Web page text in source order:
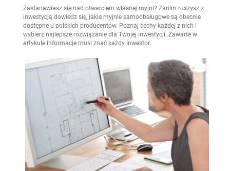
Zastanawiasz się nad otwarciem własnej myjni? Zanim ruszysz z
inwestycją dowiedz się, jakie myjnie samoobsługowe są obecnie
dostępne u polskich producentów. Poznaj cechy każdej z nich i
wybierz najlepsze rozwiązanie dla Twojej inwestycji. Zawarte w
artykule informacje musi znać każdy Inwestor.